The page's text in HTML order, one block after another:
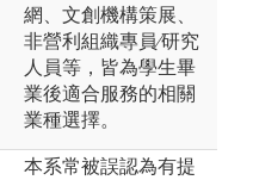
網、文創機構策展、
非營利組織專員∕研究
人員等，皆為學生畢
業後適合服務的相關
業種選擇。
本系常被誤認為有提